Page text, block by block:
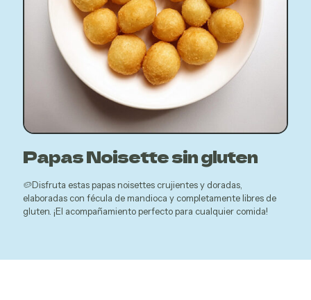
Papas Noisette sin gluten
🥔Disfruta estas papas noisettes crujientes y doradas,
elaboradas con fécula de mandioca y completamente libres de
gluten. ¡El acompañamiento perfecto para cualquier comida!